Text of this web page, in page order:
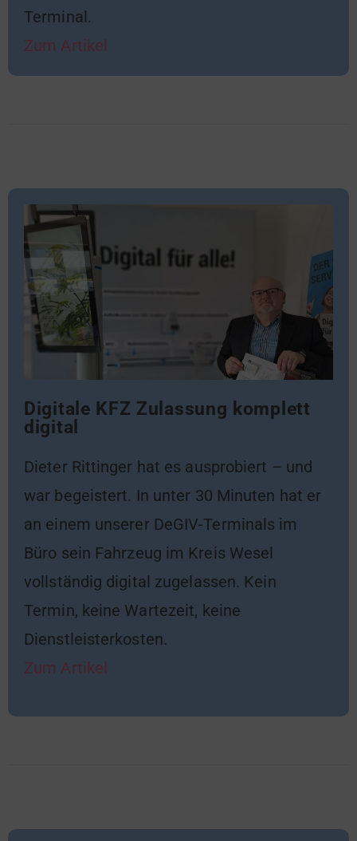
Terminal.
Zum Artikel
Digitale KFZ Zulassung komplett
digital
Dieter Rittinger hat es ausprobiert – und
war begeistert. In unter 30 Minuten hat er
an einem unserer DeGIV-Terminals im
Büro sein Fahrzeug im Kreis Wesel
vollständig digital zugelassen. Kein
Termin, keine Wartezeit, keine
Dienstleisterkosten.
Zum Artikel